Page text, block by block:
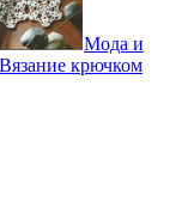
Мода и
крючком